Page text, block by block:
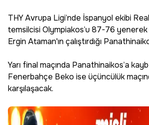
THY Avrupa Ligi’nde İspanyol ekibi
temsilcisi Olympiakos’u 87-76
Ergin Ataman'ın çalıştırdığı
Yarı final maçında Panathinaikos’a
Fenerbahçe Beko ise üçüncülük
karşılaşacak.